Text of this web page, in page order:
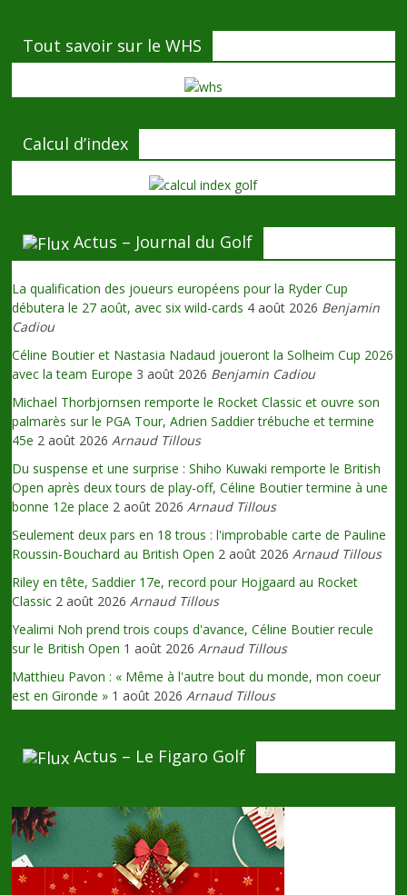
Tout savoir sur le WHS
Calcul d’index
Actus – Journal du Golf
La qualification des joueurs européens pour la Ryder Cup
débutera le 27 août, avec six wild-cards 4 août 2026 Benjamin
Cadiou
Céline Boutier et Nastasia Nadaud joueront la Solheim Cup 2026
avec la team Europe 3 août 2026 Benjamin Cadiou
Michael Thorbjornsen remporte le Rocket Classic et ouvre son
palmarès sur le PGA Tour, Adrien Saddier trébuche et termine
45e 2 août 2026 Arnaud Tillous
Du suspense et une surprise : Shiho Kuwaki remporte le British
Open après deux tours de play-off, Céline Boutier termine à une
bonne 12e place 2 août 2026 Arnaud Tillous
Seulement deux pars en 18 trous : l'improbable carte de Pauline
Roussin-Bouchard au British Open 2 août 2026 Arnaud Tillous
Riley en tête, Saddier 17e, record pour Hojgaard au Rocket
Classic 2 août 2026 Arnaud Tillous
Yealimi Noh prend trois coups d'avance, Céline Boutier recule
sur le British Open 1 août 2026 Arnaud Tillous
Matthieu Pavon : « Même à l'autre bout du monde, mon coeur
est en Gironde » 1 août 2026 Arnaud Tillous
Actus – Le Figaro Golf